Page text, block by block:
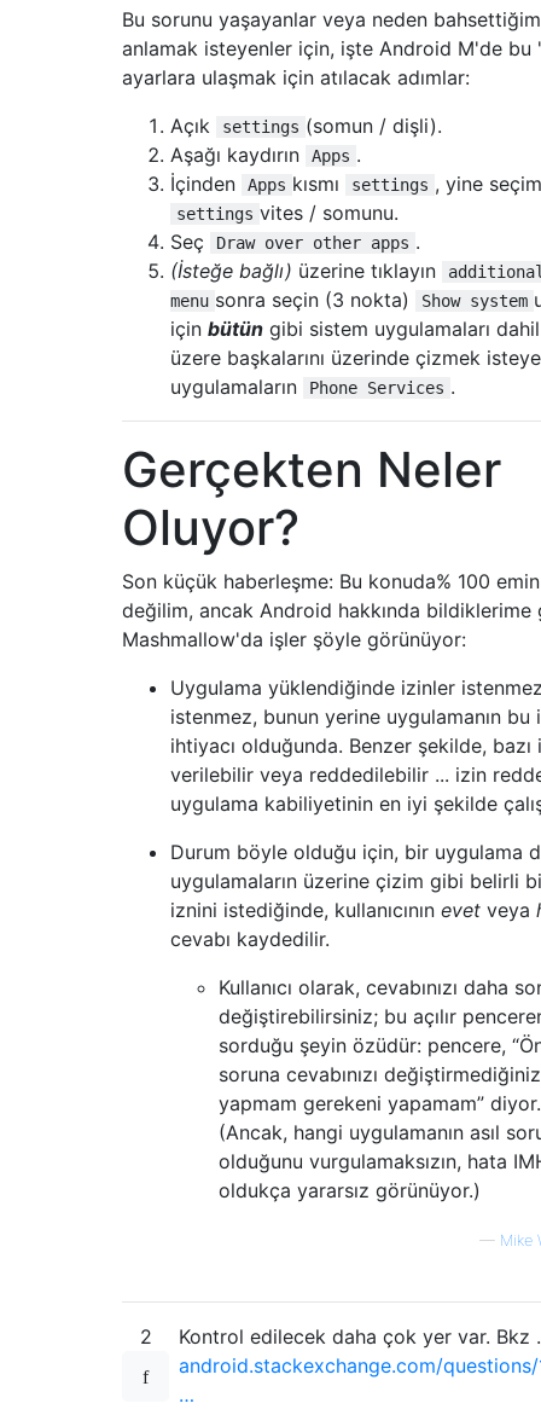
Bu sorunu yaşayanlar veya neden
anlamak isteyenler için, işte Android M'de bu
ayarlara ulaşmak için atılacak adımlar:
Açık
settings (somun / dişli).
Aşağı kaydırın
Apps .
İçinden
Apps kısmı settings , yine seçim
settings vites / somunu.
Seç
Draw over other apps .
(İsteğe bağlı) üzerine tıklayın
menu sonra seçin (3 nokta) Show system
için bütün gibi sistem uygulamaları
üzere başkalarını üzerinde çizmek
uygulamaların
Phone Services .
Gerçekten Neler
Oluyor?
Son küçük haberleşme: Bu konuda% 100 emin
değilim, ancak Android hakkında bildiklerime
Mashmallow'da işler şöyle görünüyor:
Uygulama yüklendiğinde izinler
istenmez, bunun yerine uygulamanın bu
ihtiyacı olduğunda. Benzer şekilde, bazı
verilebilir veya reddedilebilir ... izin
uygulama kabiliyetinin en iyi şekilde
Durum böyle olduğu için, bir uygulama
uygulamaların üzerine çizim gibi belirli
iznini istediğinde, kullanıcının evet veya
cevabı kaydedilir.
Kullanıcı olarak, cevabınızı daha
değiştirebilirsiniz; bu açılır
sorduğu şeyin özüdür: pencere,
soruna cevabınızı
yapmam gerekeni yapamam”
(Ancak, hangi uygulamanın asıl
olduğunu vurgulamaksızın, hata
oldukça yararsız görünüyor.)
— Mike
2
Kontrol edilecek daha çok yer var. Bkz
android.stackexchange.com/
…